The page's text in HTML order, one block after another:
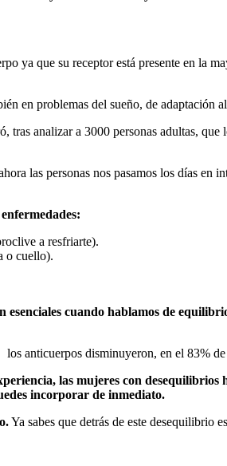
ya que su receptor está presente en la
en problemas del sueño, de adaptación
analizar a 3000 personas adultas,
las personas nos pasamos los días
a resfriarte).
o cuello).
esenciales cuando hablamos de
anticuerpos disminuyeron, en el 83%
las mujeres con
incorporar de inmediato.
Ya sabes que detrás de este desequilibrio